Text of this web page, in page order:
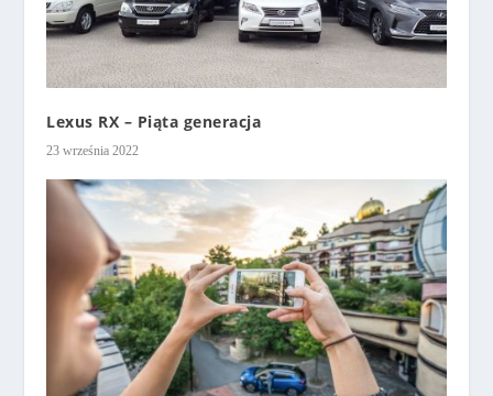
Lexus RX – Piąta generacja
23 września 2022